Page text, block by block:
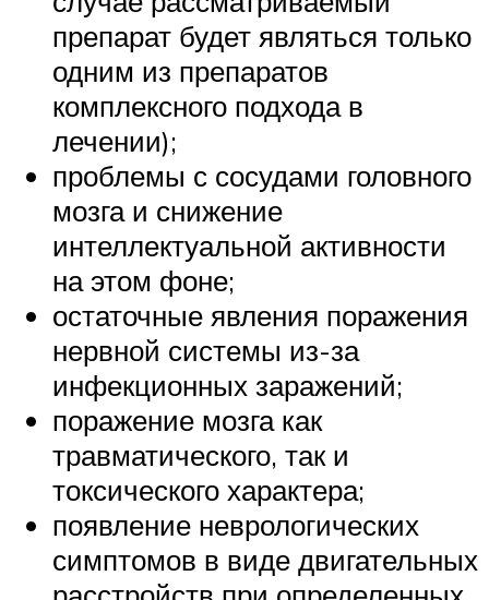
препарат будет являться только
одним из препаратов
комплексного подхода в
лечении);
проблемы с сосудами головного
мозга и снижение
интеллектуальной активности
на этом фоне;
остаточные явления поражения
нервной системы из-за
инфекционных заражений;
поражение мозга как
травматического, так и
токсического характера;
появление неврологических
симптомов в виде двигательных